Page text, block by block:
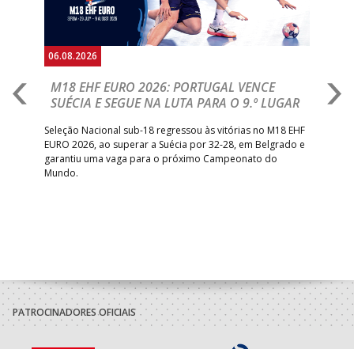
06.08.2026
M18 EHF EURO 2026: PORTUGAL VENCE
SUÉCIA E SEGUE NA LUTA PARA O 9.º LUGAR
Seleção Nacional sub-18 regressou às vitórias no M18 EHF
EURO 2026, ao superar a Suécia por 32-28, em Belgrado e
garantiu uma vaga para o próximo Campeonato do
Mundo.
PATROCINADORES OFICIAIS